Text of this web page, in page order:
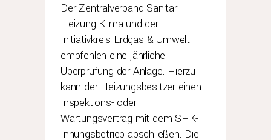
Der Zentralverband Sanitär
Heizung Klima und der
Initiativkreis Erdgas & Umwelt
empfehlen eine jährliche
Überprüfung der Anlage. Hierzu
kann der Heizungsbesitzer einen
Inspektions- oder
Wartungsvertrag mit dem SHK-
Innungsbetrieb abschließen. Die